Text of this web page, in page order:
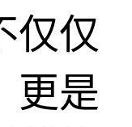
仅仅
更是